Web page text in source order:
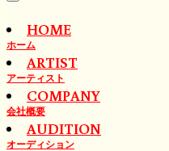
HOME
ホーム
ARTIST
アーティスト
COMPANY
会社概要
AUDITION
オーディション